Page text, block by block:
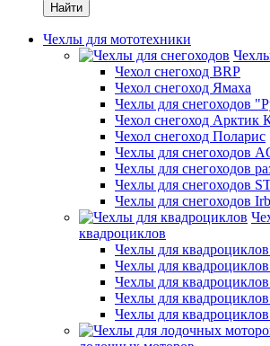
Найти
Чехлы для мототехники
Чехол снегоход BRP
Чехол снегоход Ямаха
Чехлы для снегоходов
Чехол снегоход Арктик
Чехол снегоход Поларис
Чехлы для снегоходов
Чехлы для снегоходов
Чехлы для снегоходов
Чехлы для снегоходов
квадроциклов
Чехлы для квадроциклов
Чехлы для
Чехлы для
Чехлы для квадроциклов
Чехлы для